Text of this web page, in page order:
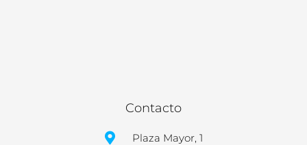
Contacto
Plaza Mayor, 1